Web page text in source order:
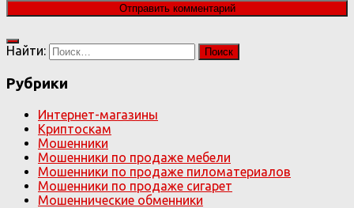
Найти:
Рубрики
Интернет-магазины
Криптоскам
Мошенники
Мошенники по продаже мебели
Мошенники по продаже пиломатериалов
Мошенники по продаже сигарет
Мошеннические обменники